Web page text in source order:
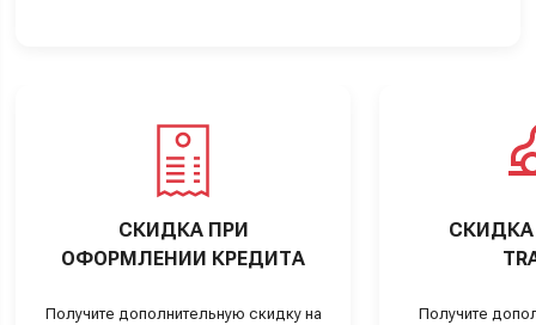
СКИДКА ПРИ
ОФОРМЛЕНИИ КРЕДИТА
Получите дополнительную скидку на
СКИДКА
Получите